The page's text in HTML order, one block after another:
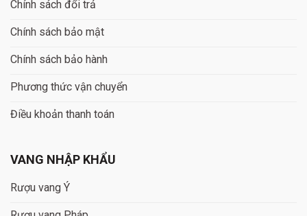
Chính sách đổi trả
Chính sách bảo mật
Chính sách bảo hành
Phương thức vận chuyển
Điều khoản thanh toán
VANG NHẬP KHẨU
Rượu vang Ý